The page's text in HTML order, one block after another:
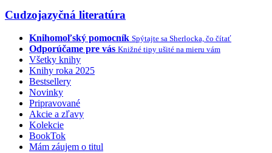
Cudzojazyčná literatúra
Knihomoľský pomocník Spýtajte sa Sherlocka, čo čítať
Odporúčame pre vás Knižné tipy ušité na mieru vám
Všetky knihy
Knihy roka 2025
Bestsellery
Novinky
Pripravované
Akcie a zľavy
Kolekcie
BookTok
Mám záujem o titul